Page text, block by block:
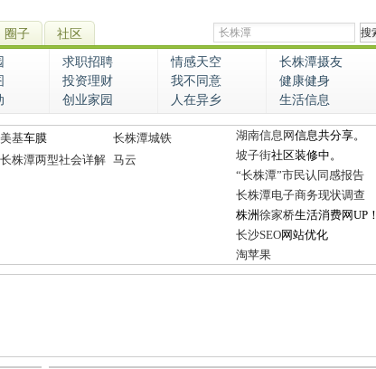
圈子 社区
求职招聘 情感天空
长株潭摄友
投资理财 我不同意
健康健身
创业家园 人在异乡 生活信息
美基车膜
长株潭城铁
长株潭两型社会详解 马云
湖南信息网信息共分享。
坡子街社区装修中。
“长株潭”市民认同感报告
长株潭电子商务现状调查
株洲徐家桥生活消费网UP！
长沙SEO网站优化
淘苹果